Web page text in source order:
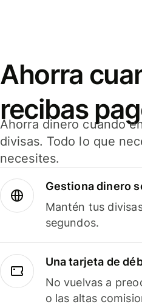
Ahorra
recibas
Ahorra dinero cuando
divisas. Todo lo que
necesites.
Gestiona dinero
Mantén tus
segundos.
Una tarjeta de
No vuelvas a
o las altas